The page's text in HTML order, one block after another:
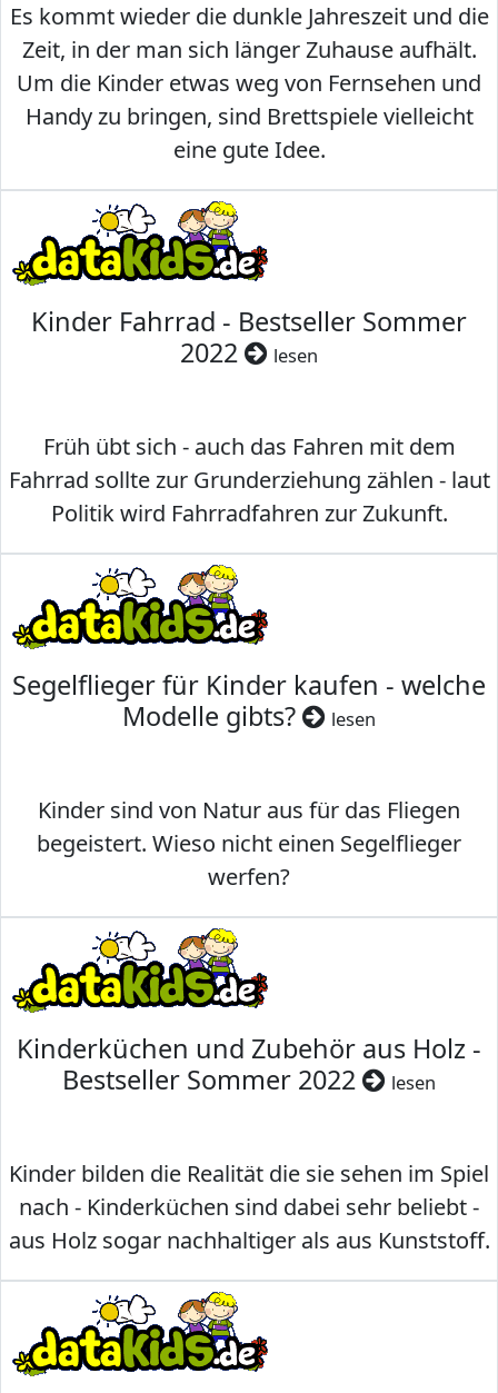
Es kommt wieder die dunkle Jahreszeit und die
Zeit, in der man sich länger Zuhause aufhält.
Um die Kinder etwas weg von Fernsehen und
Handy zu bringen, sind Brettspiele vielleicht
eine gute Idee.
Kinder Fahrrad - Bestseller Sommer
2022
lesen
Früh übt sich - auch das Fahren mit dem
Fahrrad sollte zur Grunderziehung zählen - laut
Politik wird Fahrradfahren zur Zukunft.
Segelflieger für Kinder kaufen - welche
Modelle gibts?
lesen
Kinder sind von Natur aus für das Fliegen
begeistert. Wieso nicht einen Segelflieger
werfen?
Kinderküchen und Zubehör aus Holz -
Bestseller Sommer 2022
lesen
Kinder bilden die Realität die sie sehen im Spiel
nach - Kinderküchen sind dabei sehr beliebt -
aus Holz sogar nachhaltiger als aus Kunststoff.